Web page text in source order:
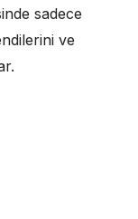
sadece
ve